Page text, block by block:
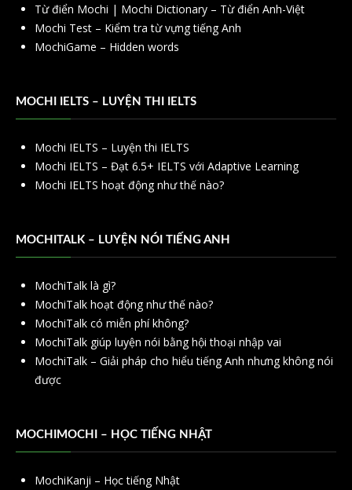
Từ điển Mochi | Mochi Dictionary – Từ điển Anh-Việt
Mochi Test – Kiểm tra từ vựng tiếng Anh
MochiGame – Hidden words
MOCHI IELTS – LUYỆN THI IELTS
Mochi IELTS – Luyện thi IELTS
Mochi IELTS – Đạt 6.5+ IELTS với Adaptive Learning
Mochi IELTS hoạt động như thế nào?
MOCHITALK – LUYỆN NÓI TIẾNG ANH
MochiTalk là gì?
MochiTalk hoạt động như thế nào?
MochiTalk có miễn phí không?
MochiTalk giúp luyện nói bằng hội thoại nhập vai
MochiTalk – Giải pháp cho hiểu tiếng Anh nhưng không nói
được
MOCHIMOCHI – HỌC TIẾNG NHẬT
MochiKanji – Học tiếng Nhật